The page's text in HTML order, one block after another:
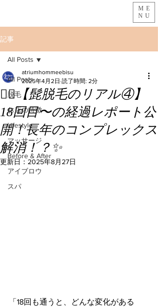
ME
NU
記事
All Posts
脱毛
お店の特徴
Lifestyle
マッサージ
Before & After
アイブロウ
スパ
All Posts
🧔‍♂️【髭脱毛のリアル④】
18回目〜の経過レポート公
開！長年のコンプレックス
解消！？✨
atriumhommeebisu
2025年4月2日 読了時間: 2分
更新日： 2025年8月27日
「18回も通うと、どんな変化がある